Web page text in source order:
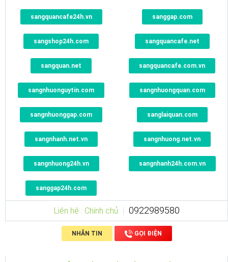
sangquancafe24h.vn sanggap.com
sangshop24h.com sangquancafe.net
sangquan.net sangquancafe.com.vn
sangnhuonguytin.com sangnhuongquan.com
sangnhuonggap.com sanglaiquan.com
sangnhanh.net.vn sangnhuong.net.vn
sangnhuong24h.vn sangnhanh24h.com.vn
sanggap24h.com
Liên hệ : Chính chủ 0922989580
NHẮN TIN GỌI ĐIỆN